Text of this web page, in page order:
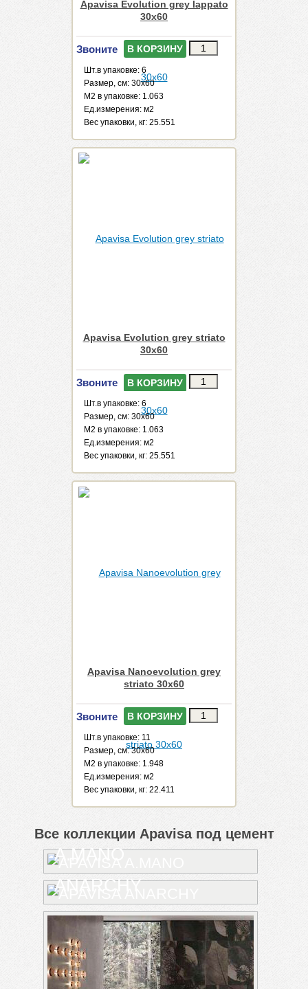
Apavisa Evolution grey lappato
30x60
Звоните В КОРЗИНУ
Шт.в упаковке: 6
Размер, см: 30x60
М2 в упаковке: 1.063
Ед.измерения: м2
Веc упаковки, кг: 25.551
Apavisa Evolution grey striato
30x60
Звоните В КОРЗИНУ
Шт.в упаковке: 6
Размер, см: 30x60
М2 в упаковке: 1.063
Ед.измерения: м2
Веc упаковки, кг: 25.551
Apavisa Nanoevolution grey
striato 30x60
Звоните В КОРЗИНУ
Шт.в упаковке: 11
Размер, см: 30x60
М2 в упаковке: 1.948
Ед.измерения: м2
Веc упаковки, кг: 22.411
Все коллекции Apavisa под цемент
A.MANO
ANARCHY